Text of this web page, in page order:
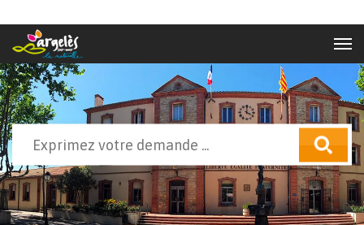
Formulaire de recherche